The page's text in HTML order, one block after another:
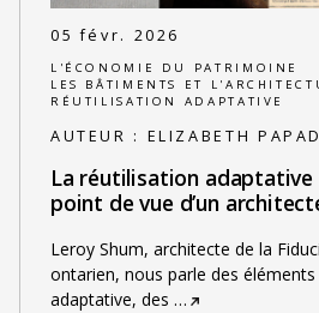
05 févr. 2026
L'ÉCONOMIE DU PATRIMOINE
LES BÂTIMENTS ET
RÉUTILISATION ADAPTATIVE
AUTEUR : ELIZABETH
La réutilisation
point de vue d’un
Leroy Shum, architecte de la
ontarien, nous parle des
adaptative, des …